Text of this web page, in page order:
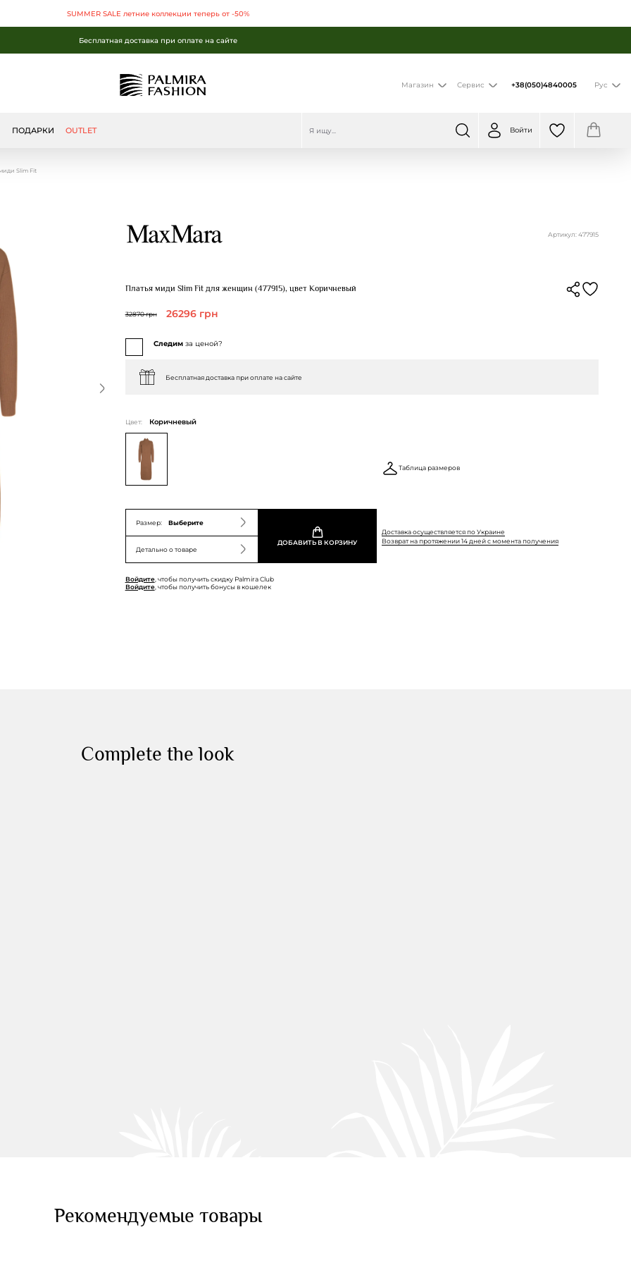
SUMMER SALE летние коллекции теперь от -50%
SUMMER SALE летние коллекции теперь от -50%
Бесплатная доставка при оплате на сайте
Бесплатная доставка при оплате на сайте
Магазин Сервис +38(050)4840005 Рус
ПОДАРКИ OUTLET Войти
Slim Fit
Артикул: 477915
Платья миди Slim Fit для женщин (477915), цвет Коричневый
32870 грн 26296 грн
Следимза ценой?
Бесплатная доставка при оплате на сайте
Цвет: Коричневый
Таблица размеров
Размер: Выберите
Детально о товаре
ДОБАВИТЬ В КОРЗИНУ
Доставка осуществляется по Украине
Возврат на протяжении 14 дней с момента получения
Войдите, чтобы получить скидку Palmira Club
Войдите, чтобы получить бонусы в кошелек
Complete the look
Рекомендуемые товары